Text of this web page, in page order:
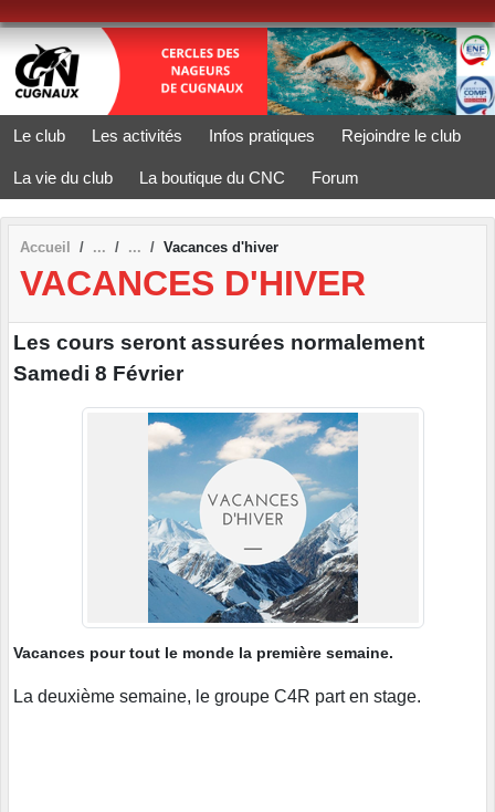
Le club Les activités Infos pratiques Rejoindre le club
La vie du club La boutique du CNC Forum
Accueil Vacances d'hiver
VACANCES D'HIVER
Les cours seront assurées normalement
Samedi 8 Février
Vacances pour tout le monde la première semaine.
La deuxième semaine, le groupe C4R part en stage.